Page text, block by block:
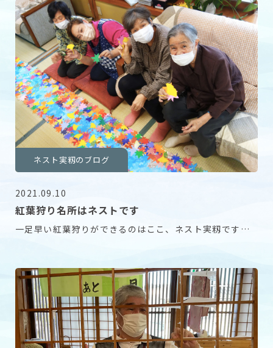
ネスト実籾のブログ
2021.09.10
紅葉狩り名所はネストです
一足早い紅葉狩りができるのはここ、ネスト実籾です。